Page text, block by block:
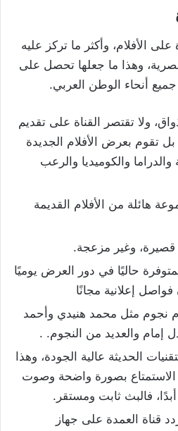
الأفلام، وأكثر ما تركز عليه
وهذا ما جعلها تحصل على
أنحاء الوطن العربي.
ولا تقتصر القناة على تقديم
بل تقوم بعرض الأفلام الجديدة
والدراما والكوميديا ​​والرعب
هائلة من الأفلام القديمة
قصيرة، وغير مزعجة.
حاليًا في دور العرض يوميًا
إعلانية مجانًا
نجوم مثل محمد هنيدي وأحمد
إمام والعديد من النجوم. .
الحديثة عالية الجودة، وهذا
بصورة واضحة وصوت
فالبث ثابت ومستقر.
قناة العمدة على جهاز